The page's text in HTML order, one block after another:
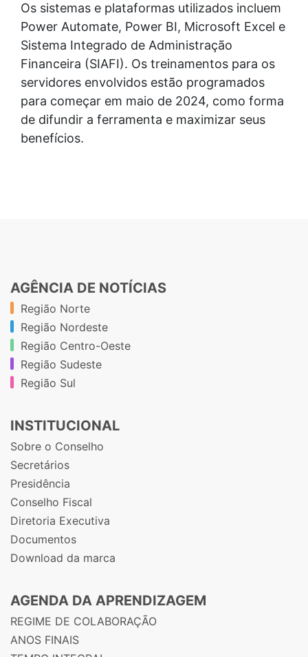
Os sistemas e plataformas utilizados incluem
Power Automate, Power BI, Microsoft Excel e
Sistema Integrado de Administração
Financeira (SIAFI). Os treinamentos para os
servidores envolvidos estão programados
para começar em maio de 2024, como forma
de difundir a ferramenta e maximizar seus
benefícios.
AGÊNCIA DE NOTÍCIAS
Região Norte
Região Nordeste
Região Centro-Oeste
Região Sudeste
Região Sul
INSTITUCIONAL
Sobre o Conselho
Secretários
Presidência
Conselho Fiscal
Diretoria Executiva
Documentos
Download da marca
AGENDA DA APRENDIZAGEM
REGIME DE COLABORAÇÃO
ANOS FINAIS